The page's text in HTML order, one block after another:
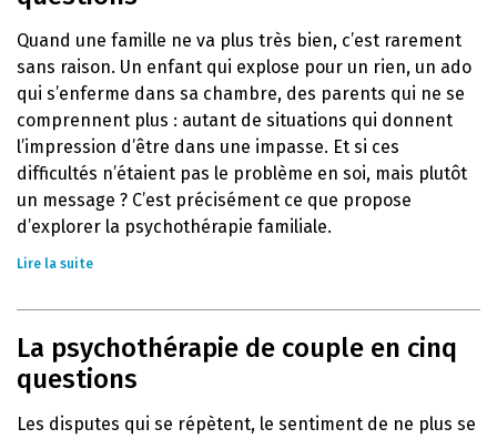
Quand une famille ne va plus très bien, c’est rarement
sans raison. Un enfant qui explose pour un rien, un ado
qui s’enferme dans sa chambre, des parents qui ne se
comprennent plus : autant de situations qui donnent
l’impression d’être dans une impasse. Et si ces
difficultés n’étaient pas le problème en soi, mais plutôt
un message ? C’est précisément ce que propose
d’explorer la psychothérapie familiale.
Lire la suite
La psychothérapie de couple en cinq
questions
Les disputes qui se répètent, le sentiment de ne plus se